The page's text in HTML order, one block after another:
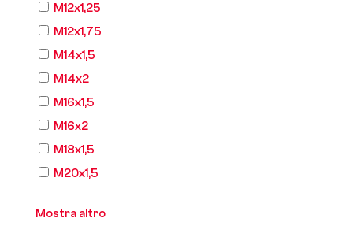
M12x1,25
M12x1,75
M14x1,5
M14x2
M16x1,5
M16x2
M18x1,5
M20x1,5
Mostra altro